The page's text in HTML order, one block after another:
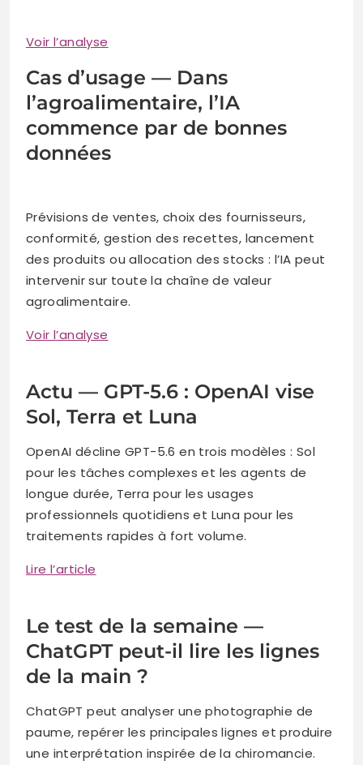
Voir l’analyse
Cas d’usage — Dans
l’agroalimentaire, l’IA
commence par de bonnes
données
Prévisions de ventes, choix des fournisseurs,
conformité, gestion des recettes, lancement
des produits ou allocation des stocks : l’IA peut
intervenir sur toute la chaîne de valeur
agroalimentaire.
Voir l’analyse
Actu — GPT-5.6 : OpenAI vise
Sol, Terra et Luna
OpenAI décline GPT-5.6 en trois modèles : Sol
pour les tâches complexes et les agents de
longue durée, Terra pour les usages
professionnels quotidiens et Luna pour les
traitements rapides à fort volume.
Lire l’article
Le test de la semaine —
ChatGPT peut-il lire les lignes
de la main ?
ChatGPT peut analyser une photographie de
paume, repérer les principales lignes et produire
une interprétation inspirée de la chiromancie.